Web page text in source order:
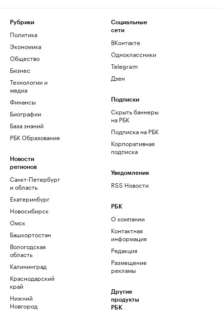
Рубрики
Политика
Экономика
Общество
Бизнес
Технологии и
медиа
Финансы
Биографии
База знаний
РБК Образование
Новости
регионов
Санкт-Петербург
и область
Екатеринбург
Новосибирск
Омск
Башкортостан
Вологодская
область
Калининград
Краснодарский
край
Нижний
Новгород
Социальные
сети
ВКонтакте
Одноклассники
Telegram
Дзен
Подписки
Скрыть баннеры
на РБК
Подписка на РБК
Корпоративная
подписка
Уведомления
RSS Новости
РБК
О компании
Контактная
информация
Редакция
Размещение
рекламы
Другие
продукты
РБК